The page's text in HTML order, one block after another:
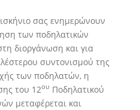
σας ενημερώνουν
των ποδηλατικών
διοργάνωση και για
συντονισμού της
των ποδηλατών, η
του 12ου Ποδηλατικού
μεταφέρεται και